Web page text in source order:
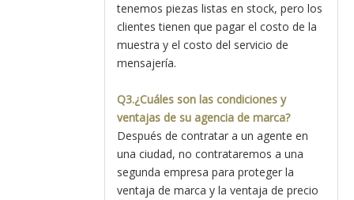
tenemos piezas listas en stock, pero los
clientes tienen que pagar el costo de la
muestra y el costo del servicio de
mensajería.
Q3.¿Cuáles son las condiciones y
ventajas de su agencia de marca?
Después de contratar a un agente en
una ciudad, no contrataremos a una
segunda empresa para proteger la
ventaja de marca y la ventaja de precio